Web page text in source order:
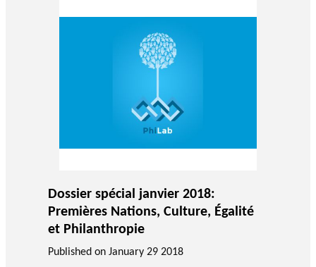
Dossier spécial janvier 2018:
Premières Nations, Culture, Égalité
et Philanthropie
Published on January 29 2018